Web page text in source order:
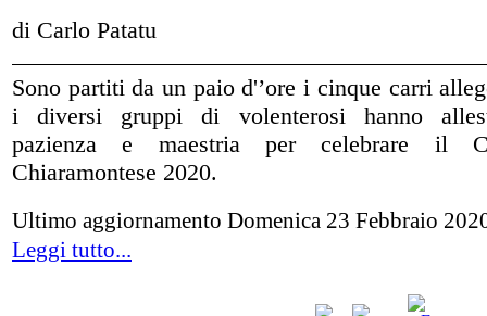
di Carlo Patatu
Sono partiti da un paio d'’ore i cinque carri
i diversi gruppi di volenterosi hanno
pazienza e maestria per celebrare il
Chiaramontese 2020.
Ultimo aggiornamento Domenica 23 Febbraio
Leggi tutto...